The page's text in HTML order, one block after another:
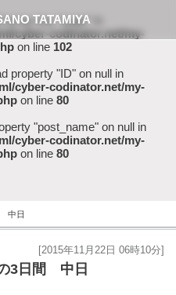
array key "page" in
cyber-codinator.net/my-
on line 102
property "ID" on null in
cyber-codinator.net/my-
on line 80
"post_name" on null in
cyber-codinator.net/my-
on line 80
中日
3日間 中日
[2015年11月22日 06時10分]
TATAMIYA